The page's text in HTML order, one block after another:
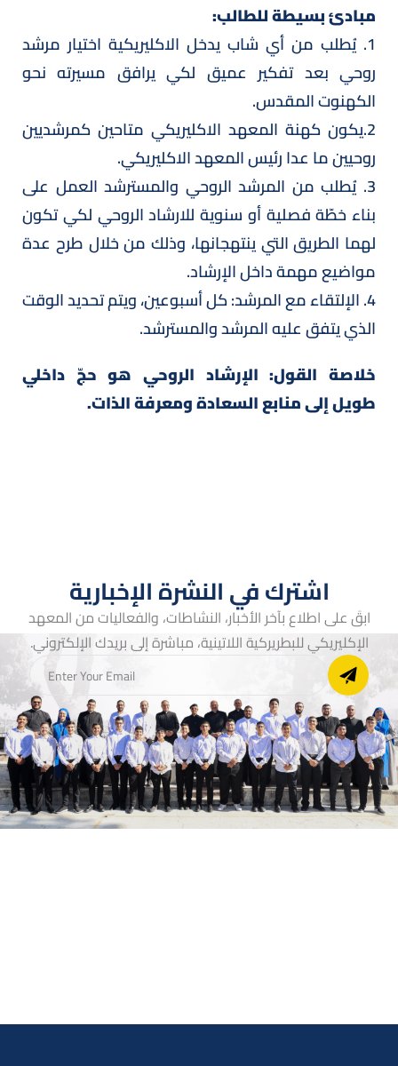
مبادئ بسيطة للطالب:
1. يُطلب من أي شاب يدخل الاكليريكية اختيار مرشد
روحي بعد تفكير عميق لكي يرافق مسيرته نحو
الكهنوت المقدس.
2.يكون كهنة المعهد الاكليريكي متاحين كمرشديين
روحيين ما عدا رئيس المعهد الاكليريكي.
3. يُطلب من المرشد الروحي والمسترشد العمل على
بناء خطّة فصلية أو سنوية للارشاد الروحي لكي تكون
لهما الطريق التي ينتهجانها، وذلك من خلال طرح عدة
مواضيع مهمة داخل الإرشاد.
4. الإلتقاء مع المرشد: كل أسبوعين، ويتم تحديد الوقت
الذي يتفق عليه المرشد والمسترشد.
خلاصة القول: الإرشاد الروحي هو حجّ داخلي
طويل إلى منابع السعادة ومعرفة الذات.
اشترك في النشرة الإخبارية
ابقَ على اطلاع بآخر الأخبار، النشاطات، والفعاليات من المعهد
الإكليريكي للبطريركية اللاتينية، مباشرة إلى بريدك الإلكتروني.